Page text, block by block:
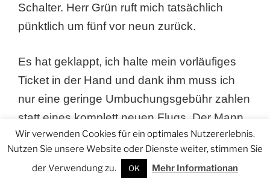
Schalter. Herr Grün ruft mich tatsächlich
pünktlich um fünf vor neun zurück.
Es hat geklappt, ich halte mein vorläufiges
Ticket in der Hand und dank ihm muss ich
nur eine geringe Umbuchungsgebühr zahlen
statt eines komplett neuen Flugs. Der Mann
ist wirklich Gold wert, er hat innerhalb von 10
Minuten von seinem Büro in Deutschland
aus das geklärt wozu hier direkt vor Ort drei
Wir verwenden Cookies für ein optimales Nutzererlebnis.
Nutzen Sie unsere Website oder Dienste weiter, stimmen Sie
der Verwendung zu.
OK Mehr Informationan